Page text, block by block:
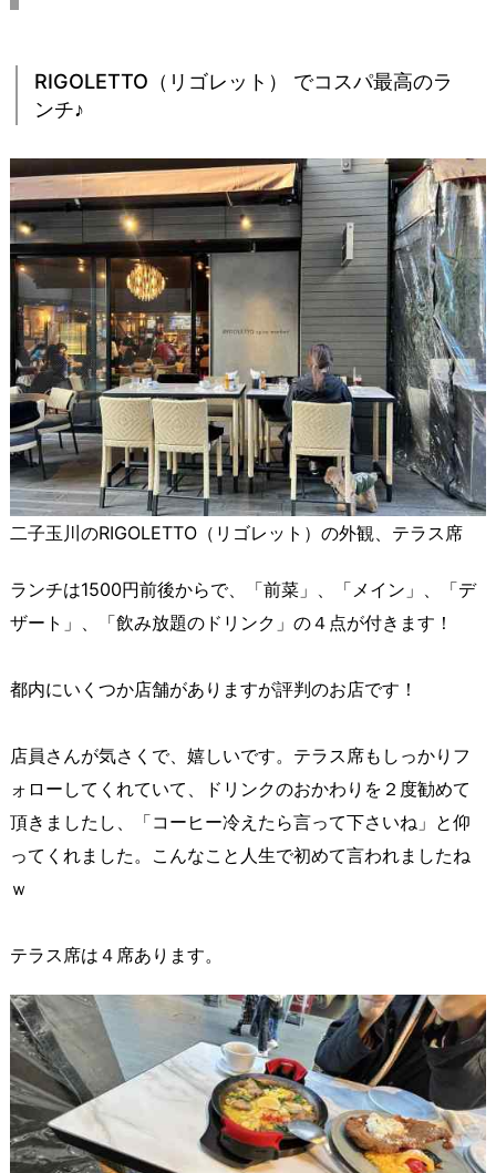
RIGOLETTO（リゴレット） でコスパ最高のラ
ンチ♪
二子玉川のRIGOLETTO（リゴレット）の外観、テラス席
ランチは1500円前後からで、「前菜」、「メイン」、「デ
ザート」、「飲み放題のドリンク」の４点が付きます！
都内にいくつか店舗がありますが評判のお店です！
店員さんが気さくで、嬉しいです。テラス席もしっかりフ
ォローしてくれていて、ドリンクのおかわりを２度勧めて
頂きましたし、「コーヒー冷えたら言って下さいね」と仰
ってくれました。こんなこと人生で初めて言われましたね
ｗ
テラス席は４席あります。